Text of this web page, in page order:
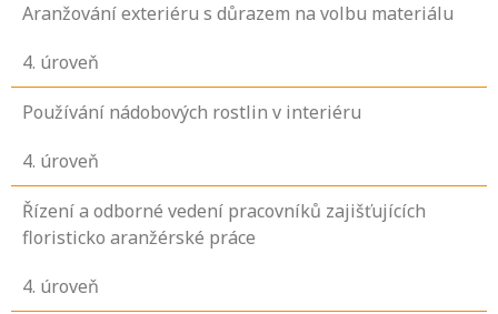
Aranžování exteriéru s důrazem na volbu materiálu
4. úroveň
Používání nádobových rostlin v interiéru
4. úroveň
Řízení a odborné vedení pracovníků zajišťujících
floristicko aranžérské práce
4. úroveň